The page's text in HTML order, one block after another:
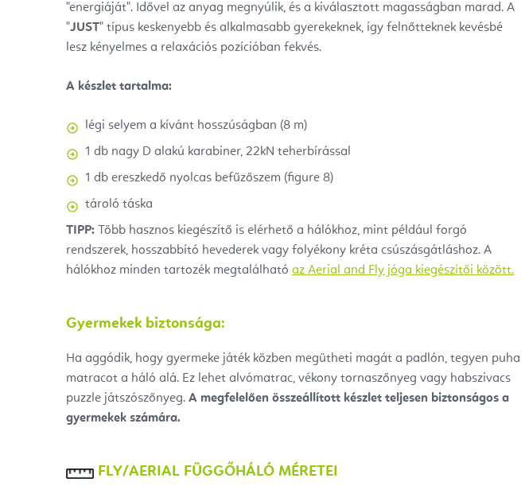
"energiáját". Idővel az anyag megnyúlik, és a kiválasztott magasságban marad. A
"JUST" típus keskenyebb és alkalmasabb gyerekeknek, így felnőtteknek kevésbé
lesz kényelmes a relaxációs pozícióban fekvés.
A készlet tartalma:
légi selyem a kívánt hosszúságban (8 m)
1 db nagy D alakú karabiner, 22kN teherbírással
1 db ereszkedő nyolcas befűzőszem (figure 8)
tároló táska
TIPP: Több hasznos kiegészítő is elérhető a hálókhoz, mint például forgó
rendszerek, hosszabbító hevederek vagy folyékony kréta csúszásgátláshoz. A
hálókhoz minden tartozék megtalálható az Aerial and Fly jóga kiegészítői között.
Gyermekek biztonsága:
Ha aggódik, hogy gyermeke játék közben megütheti magát a padlón, tegyen puha
matracot a háló alá. Ez lehet alvómatrac, vékony tornaszőnyeg vagy habszivacs
puzzle játszószőnyeg. A megfelelően összeállított készlet teljesen biztonságos a
gyermekek számára.
FLY/AERIAL FÜGGŐHÁLÓ MÉRETEI